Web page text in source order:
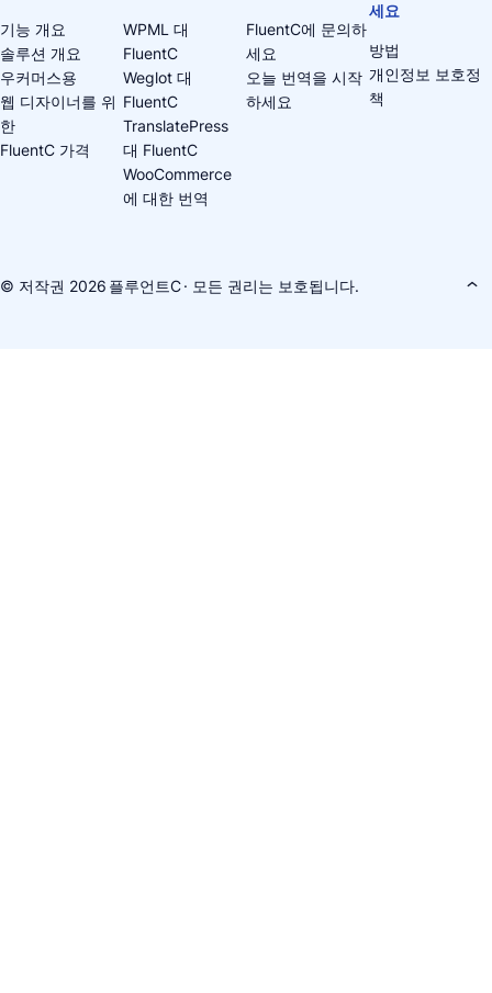
기능 개요
솔루션 개요
우커머스용
웹 디자이너를 위
한
FluentC 가격
WPML 대
FluentC
Weglot 대
FluentC
TranslatePress
대 FluentC
WooCommerce
에 대한 번역
FluentC에 문의하
세요
오늘 번역을 시작
하세요
세요
방법
개인정보 보호정
책
© 저작권 2026 플루언트C· 모든 권리는 보호됩니다.